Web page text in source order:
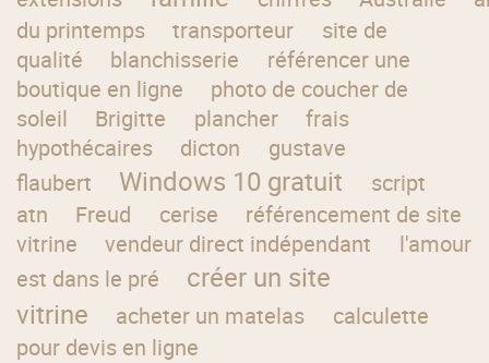
du printemps
transporteur
site de
qualité
blanchisserie
référencer une
boutique en ligne
photo de coucher de
soleil
Brigitte plancher
frais
hypothécaires
dicton
gustave
flaubert
Windows 10 gratuit
script
atn
Freud cerise
référencement de site
vitrine
vendeur direct indépendant
l'amour
est dans le pré
créer un site
vitrine
acheter un matelas
calculette
pour devis en ligne